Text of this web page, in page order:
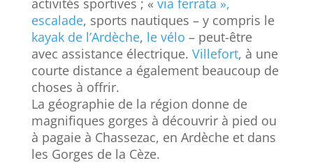
escalade, sports nautiques – y compris le
kayak de l’Ardèche, le vélo – peut-être
avec assistance électrique. Villefort, à une
courte distance a également beaucoup de
choses à offrir.
La géographie de la région donne de
magnifiques gorges à découvrir à pied ou
à pagaie à Chassezac, en Ardèche et dans
les Gorges de la Cèze.